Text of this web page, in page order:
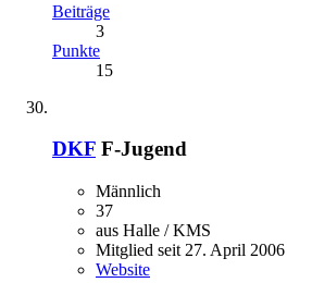
Beiträge
3
Punkte
15
DKF F-Jugend
Männlich
37
aus Halle / KMS
Mitglied seit 27. April 2006
Website